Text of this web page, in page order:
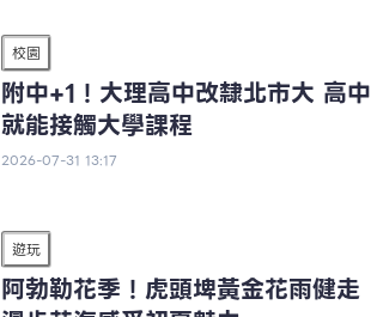
校園
附中+1！大理高中改隸北市大 高中
就能接觸大學課程
2026-07-31 13:17
遊玩
阿勃勒花季！虎頭埤黃金花雨健走